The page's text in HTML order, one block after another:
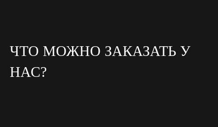
ЧТО МОЖНО ЗАКАЗАТЬ У
НАС?